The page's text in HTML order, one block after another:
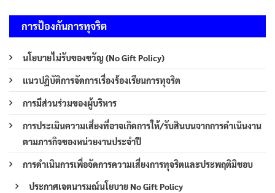
การป้องกันการทุจริต
นโยบายไม่รับของขวัญ (No Gift Policy)
แนวปฏิบัติการจัดการเรื่องร้องเรียนการทุจริต
การมีส่วนร่วมของผู้บริหาร
การประเมินความเสี่ยงที่อาจเกิดการให้/รับสินบนจากการดำเนินงาน
ตามภารกิจของหน่วยงานประจำปี
การดำเนินการเพื่อจัดการความเสี่ยงการทุจริตและประพฤติมิชอบ
ประกาศเจตนารมณ์นโยบาย No Gift Policy